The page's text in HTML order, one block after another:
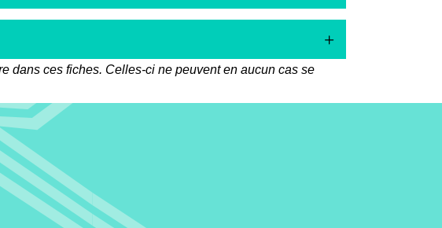
dans ces fiches. Celles-ci ne peuvent en aucun cas se